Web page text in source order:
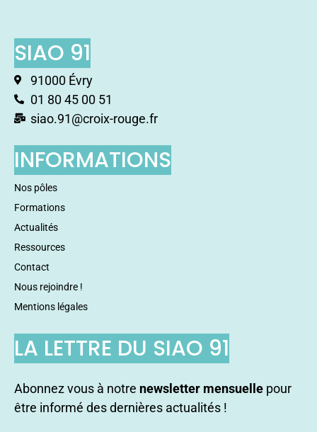
SIAO 91
91000 Évry
01 80 45 00 51
siao.91@croix-rouge.fr
INFORMATIONS
Nos pôles
Formations
Actualités
Ressources
Contact
Nous rejoindre !
Mentions légales
LA LETTRE DU SIAO 91
Abonnez vous à notre newsletter mensuelle pour
être informé des dernières actualités !